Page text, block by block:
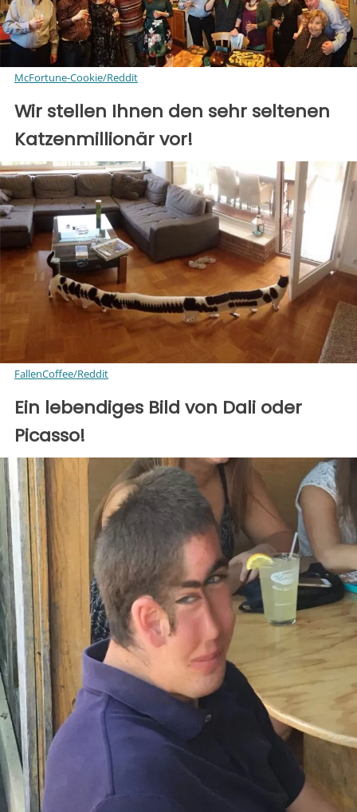
McFortune-Cookie/Reddit
Wir stellen Ihnen den sehr seltenen
Katzenmillionär vor!
FallenCoffee/Reddit
Ein lebendiges Bild von Dali oder
Picasso!